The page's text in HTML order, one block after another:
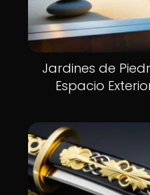
Jardines de
Espacio